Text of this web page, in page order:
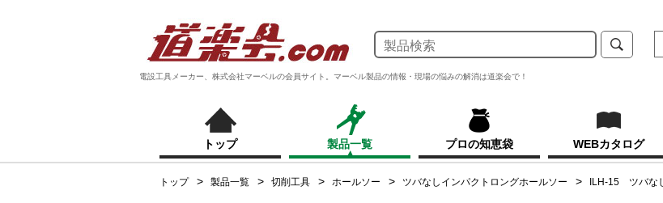
電設工具メーカー、株式会社マーベルの会員サイト。マーベル製品の情報・現場の悩みの解消は道楽会で！
トップ 製品一覧 プロの知恵袋 WEBカタログ
トップ 製品一覧 切削工具 ホールソー ツバなしインパクトロングホールソー ILH-15 ツバな